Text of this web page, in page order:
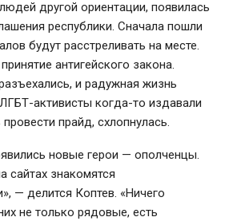
другой ориентации, появилась
республики. Сначала пошли
будут расстреливать на месте.
антигейского закона.
и радужная жизнь
ЛГБТ-активисты когда-то издавали
прайд, схлопнулась.
новые герои — ополченцы.
сайтах знакомятся
», — делится Коптев. «Ничего
не только рядовые, есть